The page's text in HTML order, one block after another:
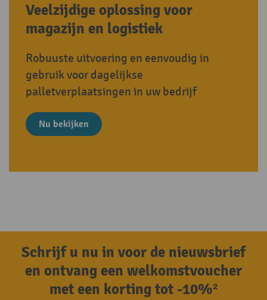
Veelzijdige oplossing voor
magazijn en logistiek
Robuuste uitvoering en eenvoudig in
gebruik voor dagelijkse
palletverplaatsingen in uw bedrijf
Nu bekijken
Schrijf u nu in voor de nieuwsbrief
en ontvang een welkomstvoucher
met een korting tot -10%²